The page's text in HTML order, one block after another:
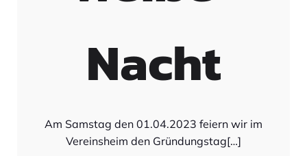
Nacht
Am Samstag den 01.04.2023 feiern wir im
Vereinsheim den Gründungstag[…]